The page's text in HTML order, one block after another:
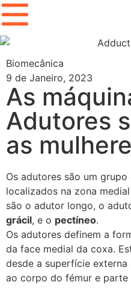
Biomecânica
9 de Janeiro, 2023
As
Adutores
as
Os adutores são um
localizados na zona
são o adutor longo, o
grácil, e o pectíneo.
Os adutores definem a
da face medial da coxa.
desde a superfície
ao corpo do fémur e